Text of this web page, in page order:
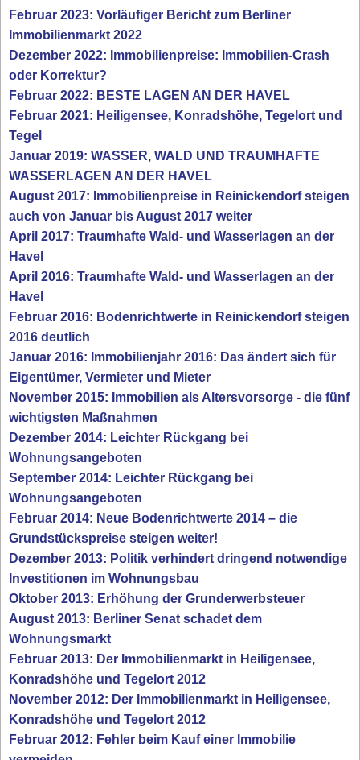
Februar 2023: Vorläufiger Bericht zum Berliner
Immobilienmarkt 2022
Dezember 2022: Immobilienpreise: Immobilien-Crash
oder Korrektur?
Februar 2022: BESTE LAGEN AN DER HAVEL
Februar 2021: Heiligensee, Konradshöhe, Tegelort und
Tegel
Januar 2019: WASSER, WALD UND TRAUMHAFTE
WASSERLAGEN AN DER HAVEL
August 2017: Immobilienpreise in Reinickendorf steigen
auch von Januar bis August 2017 weiter
April 2017: Traumhafte Wald- und Wasserlagen an der
Havel
April 2016: Traumhafte Wald- und Wasserlagen an der
Havel
Februar 2016: Bodenrichtwerte in Reinickendorf steigen
2016 deutlich
Januar 2016: Immobilienjahr 2016: Das ändert sich für
Eigentümer, Vermieter und Mieter
November 2015: Immobilien als Altersvorsorge - die fünf
wichtigsten Maßnahmen
Dezember 2014: Leichter Rückgang bei
Wohnungsangeboten
September 2014: Leichter Rückgang bei
Wohnungsangeboten
Februar 2014: Neue Bodenrichtwerte 2014 – die
Grundstückspreise steigen weiter!
Dezember 2013: Politik verhindert dringend notwendige
Investitionen im Wohnungsbau
Oktober 2013: Erhöhung der Grunderwerbsteuer
August 2013: Berliner Senat schadet dem
Wohnungsmarkt
Februar 2013: Der Immobilienmarkt in Heiligensee,
Konradshöhe und Tegelort 2012
November 2012: Der Immobilienmarkt in Heiligensee,
Konradshöhe und Tegelort 2012
Februar 2012: Fehler beim Kauf einer Immobilie